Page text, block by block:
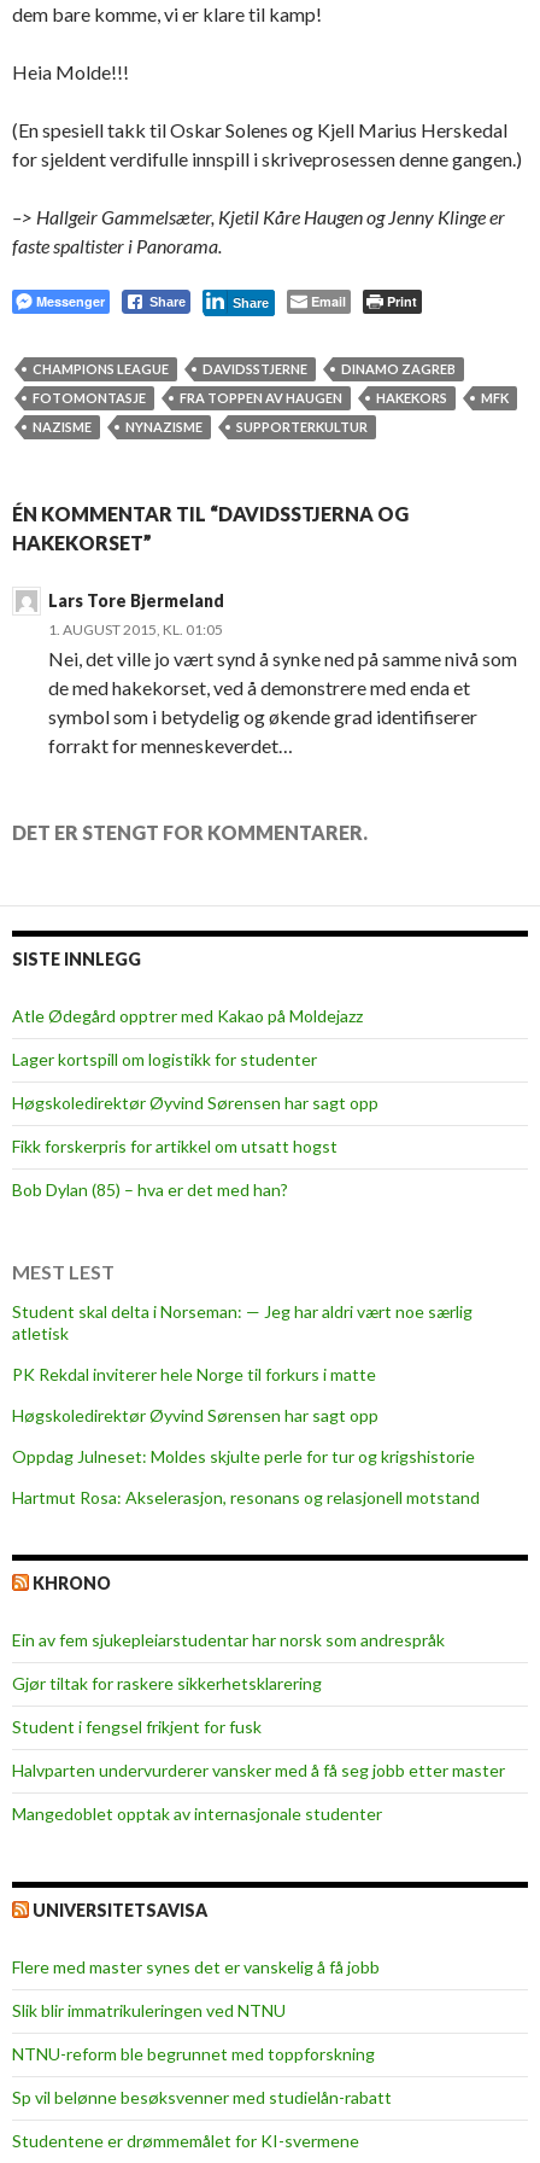
dem bare komme, vi er klare til kamp!
Heia Molde!!!
(En spesiell takk til Oskar Solenes og Kjell Marius Herskedal
for sjeldent verdifulle innspill i skriveprosessen denne gangen.)
–> Hallgeir Gammelsæter, Kjetil Kåre Haugen og Jenny Klinge er
faste spaltister i Panorama.
Messenger Share Share Email Print
CHAMPIONS LEAGUE DAVIDSSTJERNE
DINAMO ZAGREB
FOTOMONTASJE
FRA TOPPEN AV HAUGEN HAKEKORS
MFK
NAZISME
NYNAZISME SUPPORTERKULTUR
ÉN KOMMENTAR TIL “DAVIDSSTJERNA OG
HAKEKORSET”
Lars Tore Bjermeland
1. AUGUST 2015, KL. 01:05
Nei, det ville jo vært synd å synke ned på samme nivå som
de med hakekorset, ved å demonstrere med enda et
symbol som i betydelig og økende grad identifiserer
forrakt for menneskeverdet…
DET ER STENGT FOR KOMMENTARER.
SISTE INNLEGG
Atle Ødegård opptrer med Kakao på Moldejazz
Lager kortspill om logistikk for studenter
Høgskoledirektør Øyvind Sørensen har sagt opp
Fikk forskerpris for artikkel om utsatt hogst
Bob Dylan (85) – hva er det med han?
MEST LEST
Student skal delta i Norseman: — Jeg har aldri vært noe særlig
atletisk
PK Rekdal inviterer hele Norge til forkurs i matte
Høgskoledirektør Øyvind Sørensen har sagt opp
Oppdag Julneset: Moldes skjulte perle for tur og krigshistorie
Hartmut Rosa: Akselerasjon, resonans og relasjonell motstand
KHRONO
Ein av fem sjukepleiar­studentar har norsk som andrespråk
Gjør tiltak for raskere sikkerhets­klarering
Student i fengsel frikjent for fusk
Halvparten undervurderer vansker med å få seg jobb etter master
Mangedoblet opptak av internasjonale studenter
UNIVERSITETSAVISA
Flere med master synes det er vanskelig å få jobb
Slik blir immatrikuleringen ved NTNU
NTNU-reform ble begrunnet med toppforskning
Sp vil belønne besøksvenner med studielån-rabatt
Studentene er drømmemålet for KI-svermene